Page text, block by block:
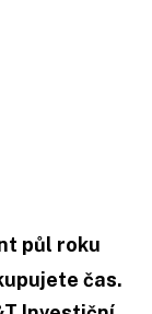
půl roku
čas.